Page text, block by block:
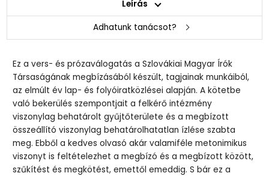
Leírás
Adhatunk tanácsot?
Ez a vers- és prózaválogatás a Szlovákiai Magyar Írók
Társaságának megbízásából készült, tagjainak munkáiból,
az elmúlt év lap- és folyóiratközlései alapján. A kötetbe
való bekerülés szempontjait a felkérő intézmény
viszonylag behatárolt gyűjtőterülete és a megbízott
összeállító viszonylag behatárolhatatlan ízlése szabta
meg. Ebből a kedves olvasó akár valamiféle metonimikus
viszonyt is feltételezhet a megbízó és a megbízott között,
szűkítést és megkötést, emettől emeddig. S bár ez a